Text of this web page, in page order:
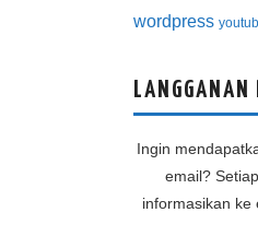
wordpress
Ingin
email?
informasikan ke